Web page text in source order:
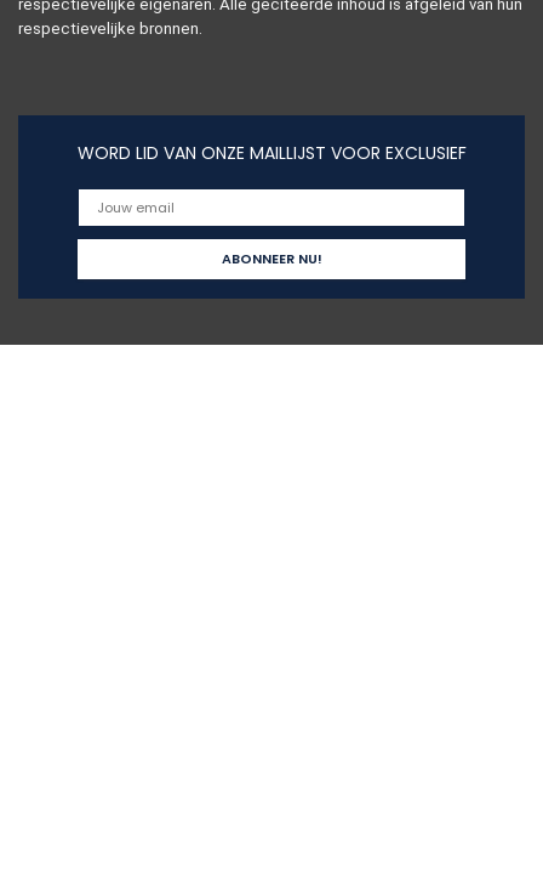
respectievelijke eigenaren. Alle geciteerde inhoud is afgeleid van hun
respectievelijke bronnen.
WORD LID VAN ONZE MAILLIJST VOOR EXCLUSIEF